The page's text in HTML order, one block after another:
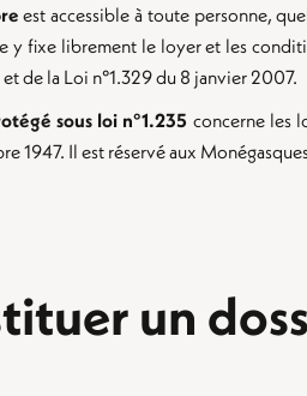
est accessible à toute personne,
y fixe librement le loyer et les
de la Loi n°1.329 du 8 janvier 2007.
sous loi n°1.235 concerne les
1947. Il est réservé aux
un